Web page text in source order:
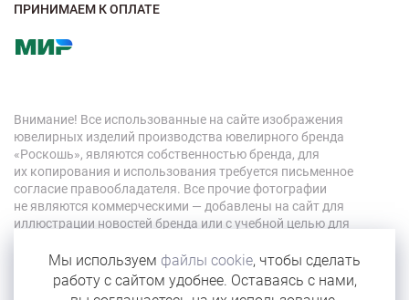
ПРИНИМАЕМ К ОПЛАТЕ
Внимание! Все использованные на сайте изображения
ювелирных изделий производства ювелирного бренда
«Роскошь», являются собственностью бренда, для
их копирования и использования требуется письменное
согласие правообладателя. Все прочие фотографии
не являются коммерческими — добавлены на сайт для
иллюстрации новостей бренда или с учебной целью для
© 2026 «Роскошь»
Мы используем файлы cookie, чтобы сделать
работу с сайтом удобнее. Оставаясь с нами,